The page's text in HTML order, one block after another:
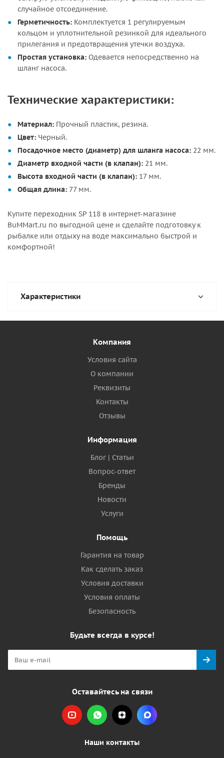
случайное отсоединение.
Герметичность: Комплектуется 1 регулируемым
кольцом и уплотнительной резинкой для идеального
прилегания и предотвращения утечки воздуха.
Простая установка: Одевается непосредственно на
шланг насоса.
Технические характеристики:
Материал: Прочный пластик, резина.
Цвет: Черный.
Посадочное место (диаметр) для шланга насоса: 22 мм.
Диаметр входной части (в клапан): 21 мм.
Высота входной части (в клапан): 17 мм.
Общая длина: 77 мм.
Купите переходник SP 118 в интернет-магазине
BuMMart.ru по выгодной цене и сделайте подготовку к
рыбалке или отдыху на воде максимально быстрой и
комфортной!
Характеристики
Компания
Условия сайта
О компании
Реквизиты
Контакты
Отзывы
Информация
Блог | Статьи
Вопрос-ответ
Бренды
Новости
Услуги
Помощь
Гарантия на товар
Как сделать заказ
Условия доставки
Условия оплаты
Безопасность
Будьте всегда в курсе!
Оставайтесь на связи
Наши контакты